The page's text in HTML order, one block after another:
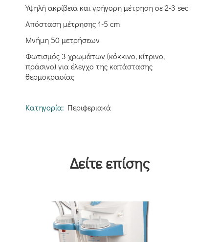
Υψηλή ακρίβεια και γρήγορη μέτρηση σε 2-3 sec
Απόσταση μέτρησης 1-5 cm
Μνήμη 50 μετρήσεων
Φωτισμός 3 χρωμάτων (κόκκινο, κίτρινο,
πράσινο) για έλεγχο της κατάστασης
θερμοκρασίας
Κατηγορία: Περιφεριακά
Δείτε επίσης